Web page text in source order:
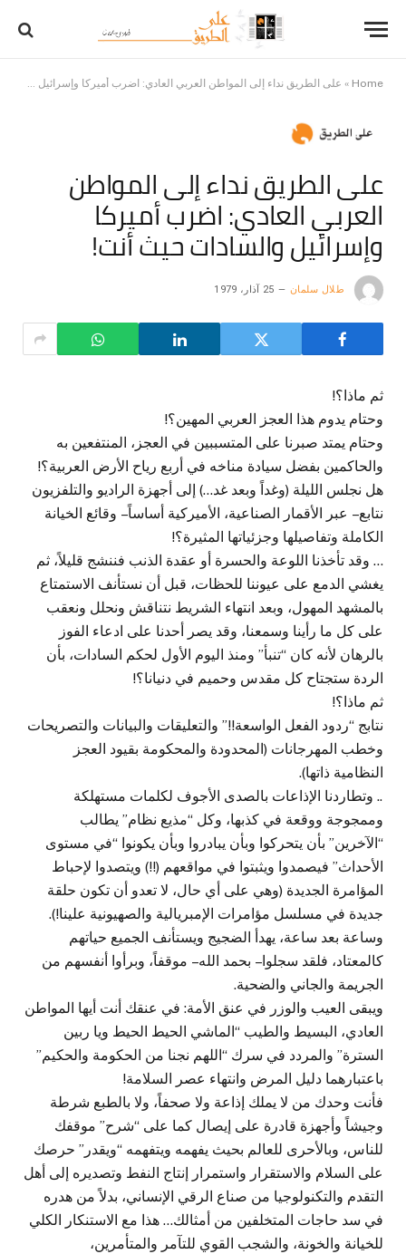
Home
» على الطريق نداء إلى المواطن العربي العادي: اضرب أميركا وإسرائيل والسادات حيث أنت!
على الطريق نداء إلى المواطن
العربي العادي: اضرب أميركا
وإسرائيل والسادات حيث أنت!
طلال سلمان 25 آذار، 1979
ثم ماذا؟!
وحتام يدوم هذا العجز العربي المهين؟!
وحتام يمتد صبرنا على المتسببين في العجز، المنتفعين به
والحاكمين بفضل سيادة مناخه في أربع رياح الأرض العربية؟!
هل نجلس الليلة (وغداً وبعد غد…) إلى أجهزة الراديو والتلفزيون
نتابع – عبر الأقمار الصناعية، الأميركية أساساً – وقائع الخيانة
الكاملة وتفاصيلها وجزئياتها المثيرة؟!
… وقد تأخذنا اللوعة والحسرة أو عقدة الذنب فننشج قليلاً، ثم
يغشي الدمع على عيوننا للحظات، قبل أن نستأنف الاستمتاع
بالمشهد المهول، وبعد انتهاء الشريط نتناقش ونحلل ونعقب
على كل ما رأينا وسمعنا، وقد يصر أحدنا على ادعاء الفوز
بالرهان لأنه كان “تنبأ” ومنذ اليوم الأول لحكم السادات، بأن
الردة ستجتاح كل مقدس وحميم في دنيانا؟!
ثم ماذا؟!
نتابج “ردود الفعل الواسعة!!” والتعليقات والبيانات والتصريحات
وخطب المهرجانات (المحدودة والمحكومة بقيود العجز
النظامية ذاتها).
.. وتطاردنا الإذاعات بالصدى الأجوف لكلمات مستهلكة
وممجوجة ووقعة في كذبها، وكل “مذيع نظام” يطالب
“الآخرين” بأن يتحركوا وبأن يبادروا وبأن يكونوا “في مستوى
الأحداث” فيصمدوا ويثبتوا في مواقعهم (!!) ويتصدوا لإحباط
المؤامرة الجديدة (وهي على أي حال، لا تعدو أن تكون حلقة
جديدة في مسلسل مؤامرات الإمبريالية والصهيونية علينا!).
وساعة بعد ساعة، يهدأ الضجيج ويستأنف الجميع حياتهم
كالمعتاد، فلقد سجلوا – بحمد الله – موقفاً، وبرأوا أنفسهم من
الجريمة والجاني والضحية.
ويبقى العيب والوزر في عنق الأمة: في عنقك أنت أيها المواطن
العادي، البسيط والطيب “الماشي الحيط الحيط ويا ربين
السترة” والمردد في سرك “اللهم نجنا من الحكومة والحكيم”
باعتبارهما دليل المرض وانتهاء عصر السلامة!
فأنت وحدك من لا يملك إذاعة ولا صحفاً، ولا بالطبع شرطة
وجيشاً وأجهزة قادرة على إيصال كما على “شرح” موقفك
للناس، وبالأحرى للعالم بحيث يفهمه ويتفهمه “ويقدر” حرصك
على السلام والاستقرار واستمرار إنتاج النفط وتصديره إلى أهل
التقدم والتكنولوجيا من صناع الرقي الإنساني، بدلاً من هدره
في سد حاجات المتخلفين من أمثالك… هذا مع الاستنكار الكلي
للخيانة والخونة، والشجب القوي للتآمر والمتأمرين،